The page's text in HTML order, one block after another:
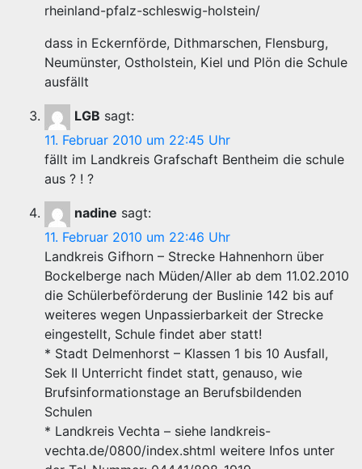
rheinland-pfalz-schleswig-holstein/
dass in Eckernförde, Dithmarschen, Flensburg,
Neumünster, Ostholstein, Kiel und Plön die Schule
ausfällt
LGB sagt:
11. Februar 2010 um 22:45 Uhr
fällt im Landkreis Grafschaft Bentheim die schule
aus ? ! ?
nadine sagt:
11. Februar 2010 um 22:46 Uhr
Landkreis Gifhorn – Strecke Hahnenhorn über
Bockelberge nach Müden/Aller ab dem 11.02.2010
die Schülerbeförderung der Buslinie 142 bis auf
weiteres wegen Unpassierbarkeit der Strecke
eingestellt, Schule findet aber statt!
* Stadt Delmenhorst – Klassen 1 bis 10 Ausfall,
Sek II Unterricht findet statt, genauso, wie
Brufsinformationstage an Berufsbildenden
Schulen
* Landkreis Vechta – siehe landkreis-
vechta.de/0800/index.shtml weitere Infos unter